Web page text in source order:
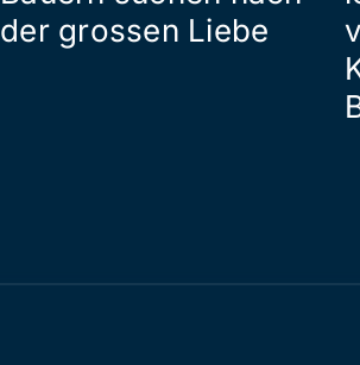
der grossen Liebe